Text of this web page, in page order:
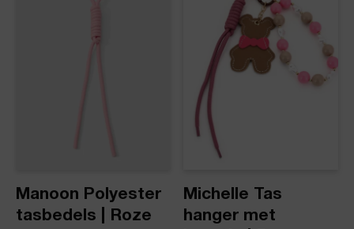
Manoon Polyester
tasbedels | Roze
Michelle Tas
hanger met